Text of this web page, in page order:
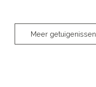
Meer getuigenissen